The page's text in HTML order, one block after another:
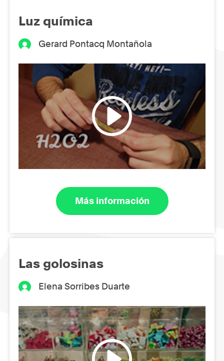
Luz química
Gerard Pontacq Montañola
Más información
Las golosinas
Elena Sorribes Duarte